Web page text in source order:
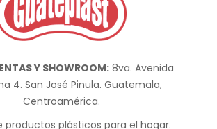
Y SHOWROOM:8va. Avenida
4. San José Pinula. Guatemala,
Centroamérica.
productos plásticos para el hogar.